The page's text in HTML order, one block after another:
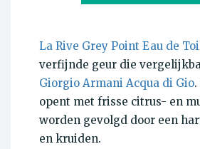
La Rive Grey Point Eau de
verfijnde geur die
Giorgio Armani Acqua di Gio
opent met frisse citrus- en
worden gevolgd door een
en kruiden.